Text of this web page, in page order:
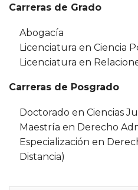
Carreras de Grado
Abogacía
Licenciatura en Ciencia
Licenciatura en
Carreras de Posgrado
Doctorado en Ciencias
Maestría en Derecho
Especialización en
Distancia)